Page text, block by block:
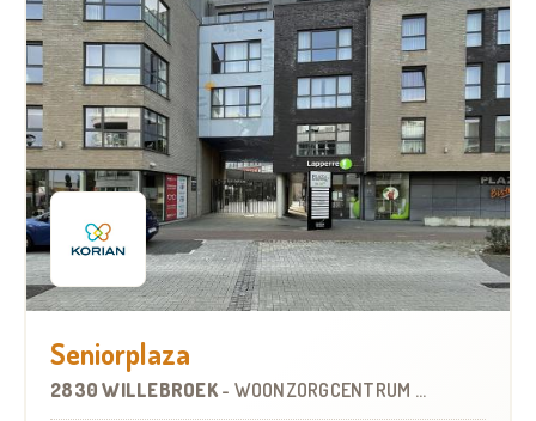
Seniorplaza
2830 WILLEBROEK- WOONZORGCENTRUM (WZC)